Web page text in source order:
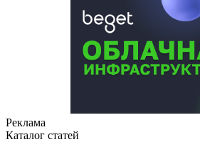
Реклама
Каталог статей